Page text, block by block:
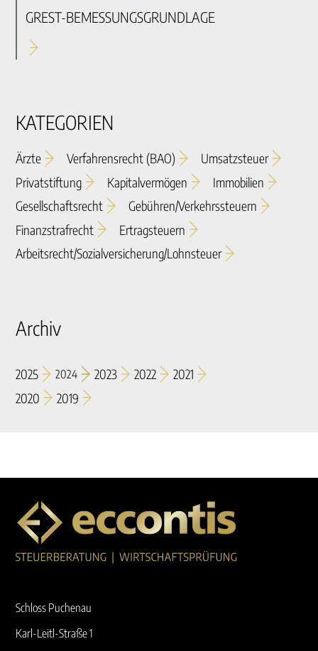
GREST-BEMESSUNGSGRUNDLAGE
KATEGORIEN
Ärzte Verfahrensrecht (BAO)
Umsatzsteuer
Privatstiftung
Kapitalvermögen
Immobilien
Gesellschaftsrecht
Gebühren/verkehrssteuern
Finanzstrafrecht
Ertragsteuern
Arbeitsrecht/sozialversicherung/lohnsteuer
Archiv
2025 2024 2023 2022
2021
2020
2019
Schloss Puchenau
Karl-Leitl-Straße 1